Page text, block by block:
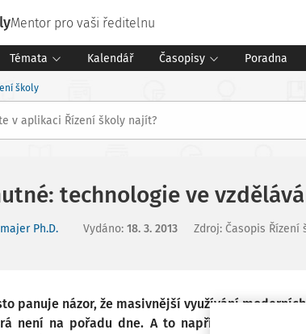
Mentor pro vaši ředitelnu
Témata Kalendář Časopisy Poradna
školy
technologie ve
Ph.D. Vydáno: 18. 3. 2013 Zdroj: Časopis Řízení
panuje názor, že masivnější využívání
není na pořadu dne. A to například proto, že